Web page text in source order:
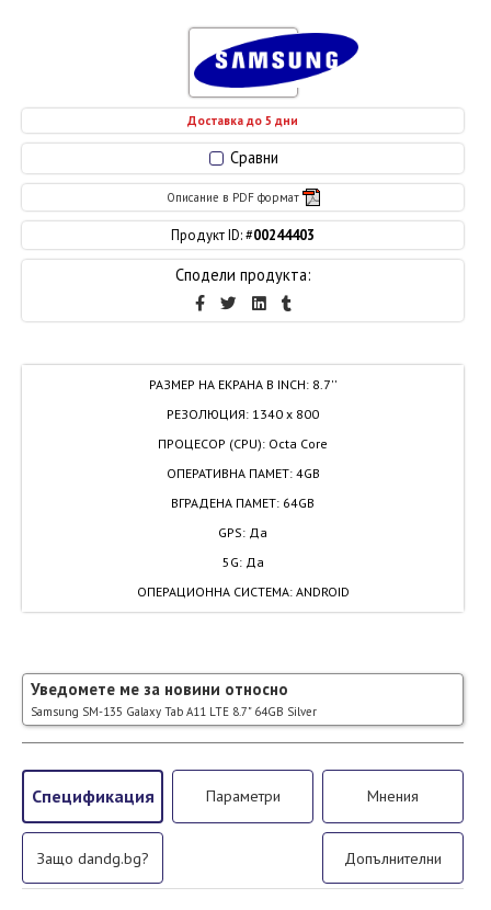
РАЗМЕР НА ЕКРАНА В INCH: 8.7''
РЕЗОЛЮЦИЯ: 1340 x 800
ПРОЦЕСОР (CPU): Octa Core
ОПЕРАТИВНА ПАМЕТ: 4GB
ВГРАДЕНА ПАМЕТ: 64GB
GPS: Да
5G: Да
ОПЕРАЦИОННА СИСТЕМА: ANDROID
Сравни
Описание в PDF формат
Продукт ID: #00244403
Сподели продукта:
Доставка до 5 дни
Уведомете ме за новини относно
Samsung SM-135 Galaxy Tab A11 LTE 8.7" 64GB Silver
Спецификация Параметри Мнения
Защо dandg.bg? Допълнителни